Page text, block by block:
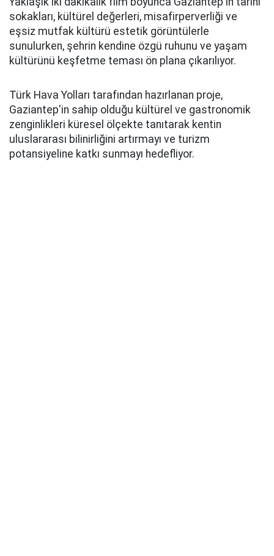
sokakları, kültürel değerleri, misafirperverliği ve
eşsiz mutfak kültürü estetik görüntülerle
sunulurken, şehrin kendine özgü ruhunu ve yaşam
kültürünü keşfetme teması ön plana çıkarılıyor.
Türk Hava Yolları tarafından hazırlanan proje,
Gaziantep'in sahip olduğu kültürel ve gastronomik
zenginlikleri küresel ölçekte tanıtarak kentin
uluslararası bilinirliğini artırmayı ve turizm
potansiyeline katkı sunmayı hedefliyor.